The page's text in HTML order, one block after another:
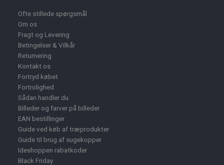
Ofte stillede spørgsmål
Om os
Fragt og Levering
Betingelser & Vilkår
Returnering
Kontakt os
Fortryd købet
Fortrolighed
Sådan handler du
Billeder og farver på billeder
EAN bestillinger
Guide ved køb af træprodukter
Guide til brug af sugekopper
Ideshoppen rabatkoder
Black Friday